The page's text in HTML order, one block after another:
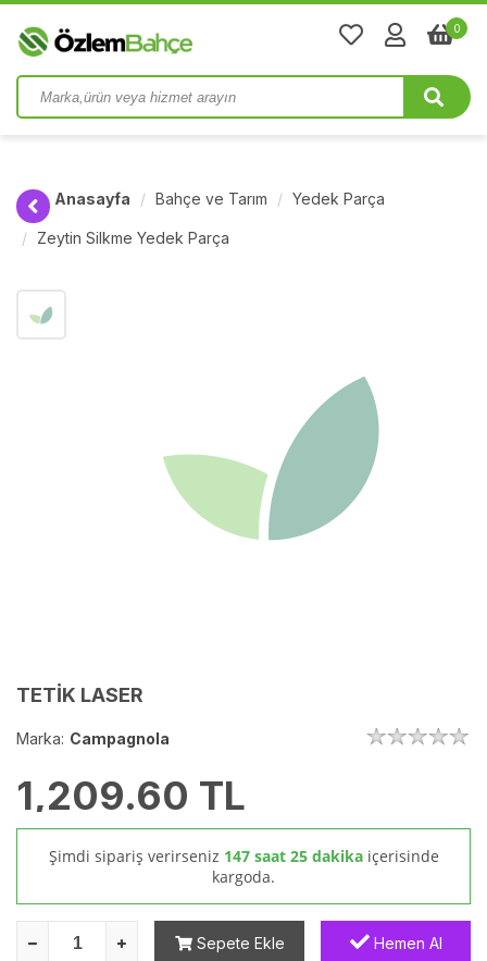
0
Anasayfa Bahçe ve Tarım Yedek Parça
Zeytin Silkme Yedek Parça
TETİK LASER
Marka: Campagnola
1,209.60 TL
Şimdi sipariş verirseniz 147 saat 25 dakika içerisinde
kargoda.
Sepete Ekle Hemen Al